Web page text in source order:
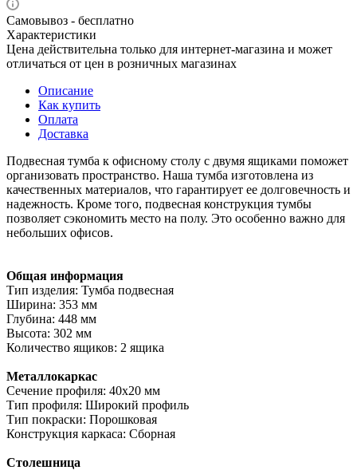
Самовывоз - бесплатно
Характеристики
Цена действительна только для интернет-магазина и может
отличаться от цен в розничных магазинах
Описание
Как купить
Оплата
Доставка
Подвесная тумба к офисному столу с двумя ящиками поможет
организовать пространство. Наша тумба изготовлена из
качественных материалов, что гарантирует ее долговечность и
надежность. Кроме того, подвесная конструкция тумбы
позволяет сэкономить место на полу. Это особенно важно для
небольших офисов.
Общая информация
Тип изделия: Тумба подвесная
Ширина: 353 мм
Глубина: 448 мм
Высота: 302 мм
Количество ящиков: 2 ящика
Металлокаркас
Сечение профиля: 40х20 мм
Тип профиля: Широкий профиль
Тип покраски: Порошковая
Конструкция каркаса: Сборная
Столешница